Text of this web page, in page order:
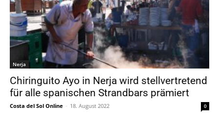
Nerja
Chiringuito Ayo in Nerja wird stellvertretend
für alle spanischen Strandbars prämiert
Costa del Sol Online - 18. August 2022 0